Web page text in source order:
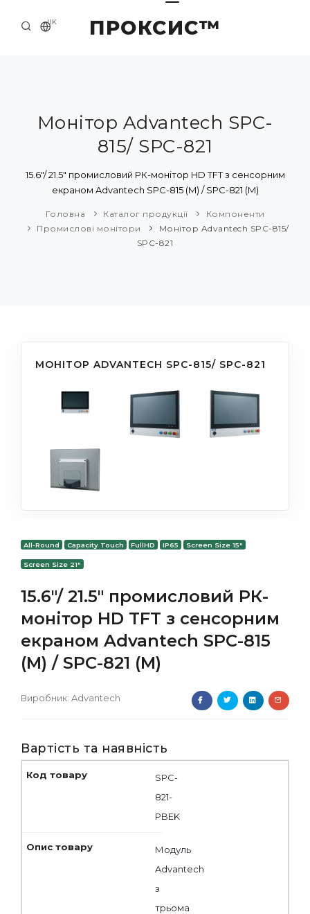
ПРОКСИС™
UK
ПРО НАС
ПРИКЛАДИ ТА РІШЕННЯ
КАТАЛОГ ПРОДУКЦІЇ
Монітор Advantech SPC-
815/ SPC-821
15.6"/ 21.5" промисловий РК-монітор HD TFT з сенсорним
екраном Advantech SPC-815 (M) / SPC-821 (M)
Головна Каталог продукції
Компоненти
Промислові монітори
Монітор Advantech SPC-815/
SPC-821
МОНІТОР ADVANTECH SPC-815/ SPC-821
All-Round Capacity Touch FullHD IP65 Screen Size 15"
Screen Size 21"
15.6"/ 21.5" промисловий РК-
монітор HD TFT з сенсорним
екраном Advantech SPC-815
(M) / SPC-821 (M)
Виробник: Advantech
Вартість та наявність
SPC-
821-
PBEK
Модуль
Advantech
з
трьома